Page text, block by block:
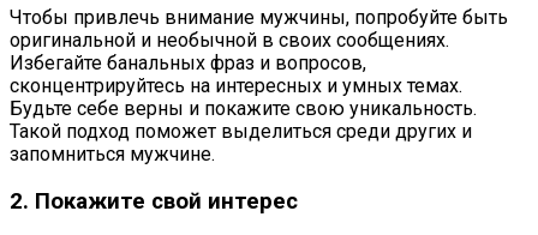
Чтобы привлечь внимание мужчины, попробуйте быть
оригинальной и необычной в своих сообщениях.
Избегайте банальных фраз и вопросов,
сконцентрируйтесь на интересных и умных темах.
Будьте себе верны и покажите свою уникальность.
Такой подход поможет выделиться среди других и
запомниться мужчине.
2. Покажите свой интерес